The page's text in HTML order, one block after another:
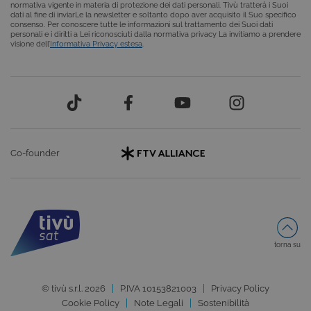
normativa vigente in materia di protezione dei dati personali. Tivù tratterà i Suoi
dati al fine di inviarLe la newsletter e soltanto dopo aver acquisito il Suo specifico
consenso. Per conoscere tutte le informazioni sul trattamento dei Suoi dati
personali e i diritti a Lei riconosciuti dalla normativa privacy La invitiamo a prendere
visione dell’Informativa Privacy estesa
Co-founder
torna su
© tivù s.r.l. 2026 P.IVA 10153821003
Privacy Policy
Cookie Policy
Note Legali Sostenibilità
una sessione
utente
dal server.
ASP.NET_SessionId
Cookie di
siti scritti